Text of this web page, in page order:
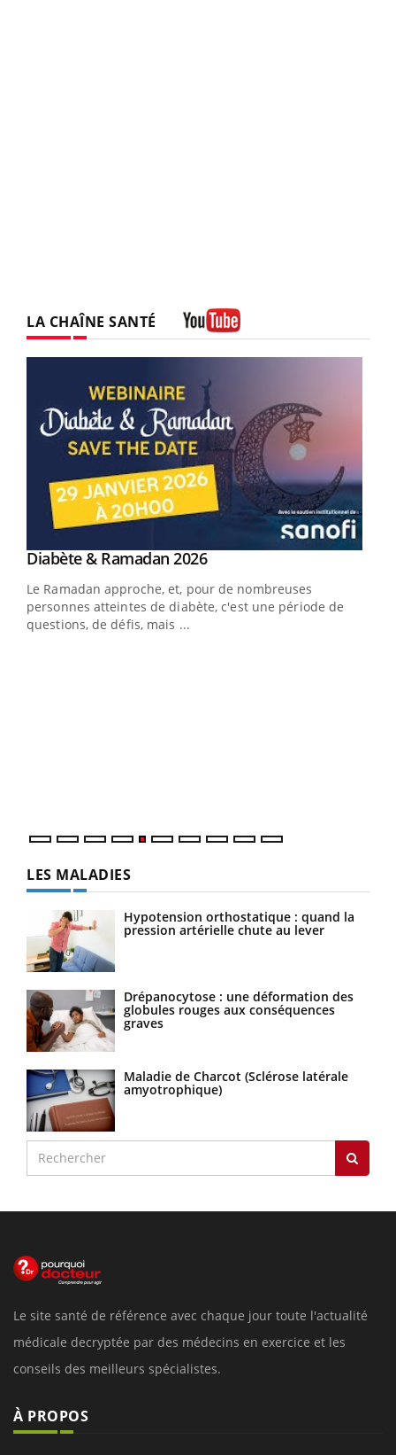
LA CHAÎNE SANTÉ
Youtube
Diabète & Ramadan 2026Youtube
Le Ramadan approche, et, pour de nombreuses
personnes atteintes de diabète, c'est une période de
questions, de défis, mais ...
LES MALADIES
Hypotension orthostatique : quand la
pression artérielle chute au lever
Drépanocytose : une déformation des
globules rouges aux conséquences
graves
Maladie de Charcot (Sclérose latérale
amyotrophique)
Le site santé de référence avec chaque jour toute l'actualité
médicale decryptée par des médecins en exercice et les
conseils des meilleurs spécialistes.
À PROPOS